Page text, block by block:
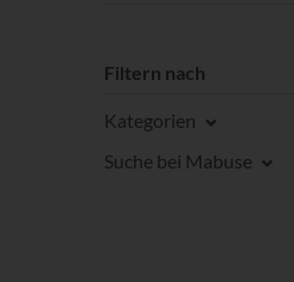
Filtern nach
Kategorien
Suche bei Mabuse